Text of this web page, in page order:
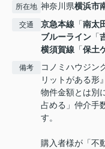
所在地 神奈川県横浜市
交通 京急本線 「南太
ブルーライン 「
横須賀線 「保土
備考
コノミハウジン
リットがある形
物件金額とは別
占める」仲介手
す。
購入者様が「不